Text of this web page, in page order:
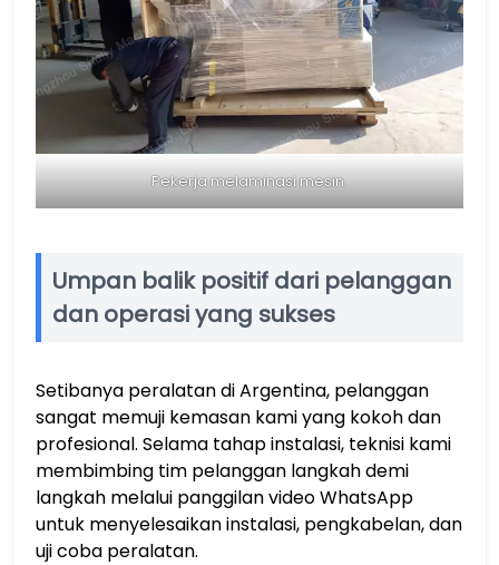
Pekerja melaminasi mesin.
Umpan balik positif dari pelanggan
dan operasi yang sukses
Setibanya peralatan di Argentina, pelanggan
sangat memuji kemasan kami yang kokoh dan
profesional. Selama tahap instalasi, teknisi kami
membimbing tim pelanggan langkah demi
langkah melalui panggilan video WhatsApp
untuk menyelesaikan instalasi, pengkabelan, dan
uji coba peralatan.